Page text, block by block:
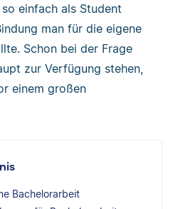
einfach als Student
man für die eigene
Schon bei der Frage
zur Verfügung stehen,
einem großen
Bachelorarbeit